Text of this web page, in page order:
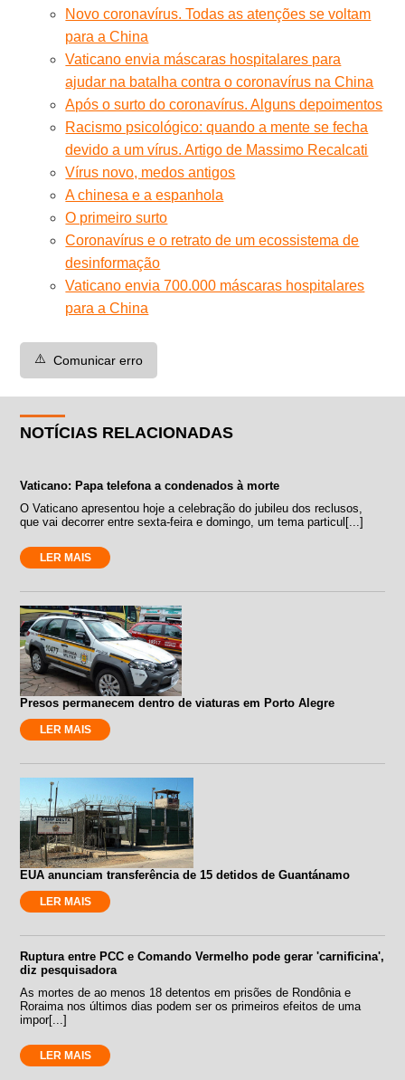
Novo coronavírus. Todas as atenções se voltam
para a China
Vaticano envia máscaras hospitalares para
ajudar na batalha contra o coronavírus na China
Após o surto do coronavírus. Alguns depoimentos
Racismo psicológico: quando a mente se fecha
devido a um vírus. Artigo de Massimo Recalcati
Vírus novo, medos antigos
A chinesa e a espanhola
O primeiro surto
Coronavírus e o retrato de um ecossistema de
desinformação
Vaticano envia 700.000 máscaras hospitalares
para a China
⚠️ Comunicar erro
NOTÍCIAS RELACIONADAS
Vaticano: Papa telefona a condenados à morte
O Vaticano apresentou hoje a celebração do jubileu dos reclusos,
que vai decorrer entre sexta-feira e domingo, um tema particul[...]
LER MAIS
Presos permanecem dentro de viaturas em Porto Alegre
LER MAIS
EUA anunciam transferência de 15 detidos de Guantánamo
LER MAIS
Ruptura entre PCC e Comando Vermelho pode gerar 'carnificina',
diz pesquisadora
As mortes de ao menos 18 detentos em prisões de Rondônia e
Roraima nos últimos dias podem ser os primeiros efeitos de uma
impor[...]
LER MAIS